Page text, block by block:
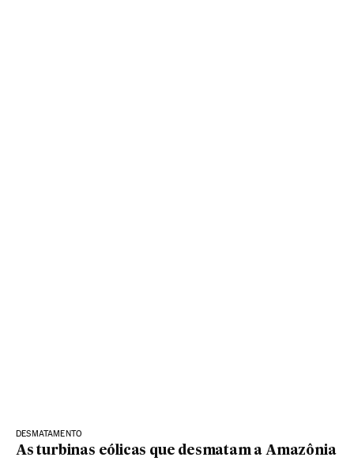
DESMATAMENTO
As turbinas eólicas que desmatam a Amazônia